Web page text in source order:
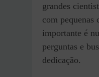
grandes
com pequenas
importante é
perguntas e
dedicação.